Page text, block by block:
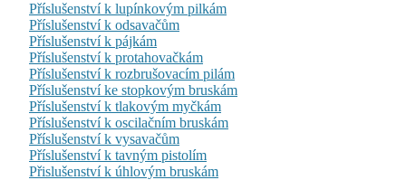
Příslušenství k lupínkovým pilkám
Příslušenství k odsavačům
Příslušenství k pájkám
Příslušenství k protahovačkám
Příslušenství k rozbrušovacím pilám
Příslušenství ke stopkovým bruskám
Příslušenství k tlakovým myčkám
Příslušenství k oscilačním bruskám
Příslušenství k vysavačům
Příslušenství k tavným pistolím
Přislušenství k úhlovým bruskám